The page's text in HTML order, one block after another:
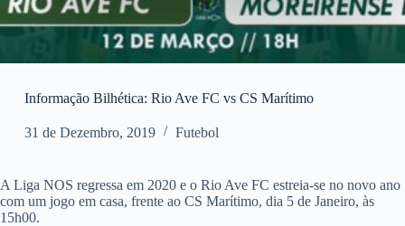
Informação Bilhética: Rio Ave FC vs CS Marítimo
31 de Dezembro, 2019 Futebol
A Liga NOS regressa em 2020 e o Rio Ave FC estreia-se no novo ano
com um jogo em casa, frente ao CS Marítimo, dia 5 de Janeiro, às
15h00.